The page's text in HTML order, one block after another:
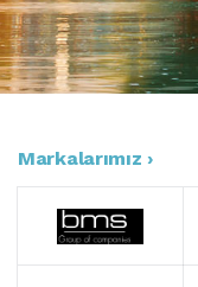
Markalarımız ›